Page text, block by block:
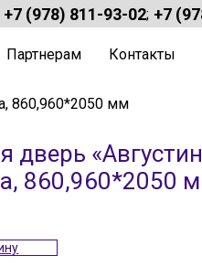
+7 (978) 811-93-02; +7
Партнерам Контакты
860,960*2050 мм
дверь
860,960*2050